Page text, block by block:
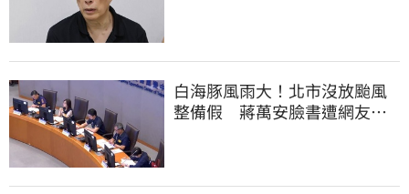
白海豚風雨大！北市沒放颱風
整備假 蔣萬安臉書遭網友灌